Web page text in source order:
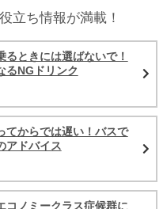
立ち情報が満載！
るときには選ばないで！
るNGドリンク
てからでは遅い！バスで
アドバイス
コノミークラス症候群に